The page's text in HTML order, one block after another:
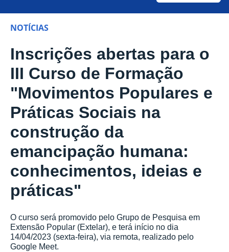
NOTÍCIAS
Inscrições abertas para o
III Curso de Formação
"Movimentos Populares e
Práticas Sociais na
construção da
emancipação humana:
conhecimentos, ideias e
práticas"
O curso será promovido pelo Grupo de Pesquisa em
Extensão Popular (Extelar), e terá início no dia
14/04/2023 (sexta-feira), via remota, realizado pelo
Google Meet.